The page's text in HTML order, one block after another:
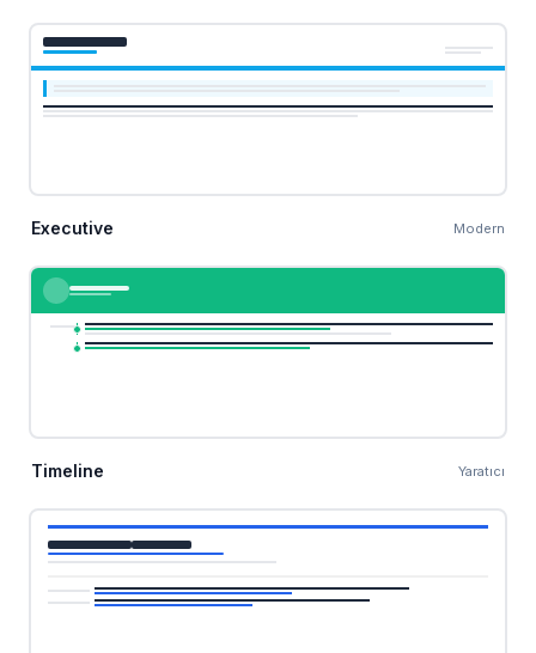
Executive Modern
Timeline Yaratıcı